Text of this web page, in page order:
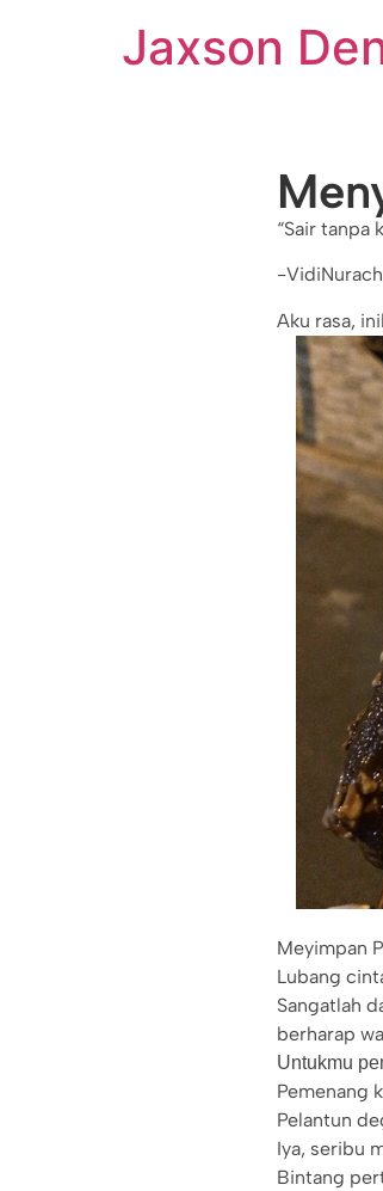
Jaxson
“Sair tanpa
-
Aku rasa,
Meyimpan
Lubang
Sangatlah
berharap
Untukmu
Pemenang
Pelantun
Iya, seribu
Bintang